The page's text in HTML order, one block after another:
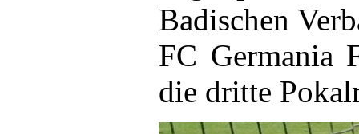
Badischen
FC Germania
die dritte